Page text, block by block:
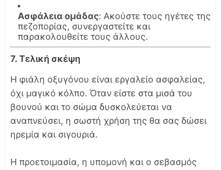
Ασφάλεια ομάδας: Ακούστε τους ηγέτες της
πεζοπορίας, συνεργαστείτε και
παρακολουθείτε τους άλλους.
7. Τελική σκέψη
Η φιάλη οξυγόνου είναι εργαλείο ασφαλείας,
όχι μαγικό κόλπο. Όταν είστε στα μισά του
βουνού και το σώμα δυσκολεύεται να
αναπνεύσει, η σωστή χρήση της θα σας δώσει
ηρεμία και σιγουριά.
Η προετοιμασία, η υπομονή και ο σεβασμός